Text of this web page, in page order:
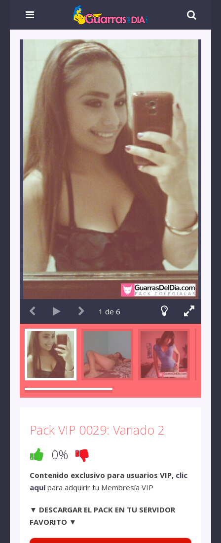
1 de 6
Pack VIP 0029: Variado 2
0%
Contenido exclusivo para usuarios VIP, clic
aquípara adquirir tu Membresía VIP
▼ DESCARGAR EL PACK EN TU SERVIDOR
FAVORITO ▼